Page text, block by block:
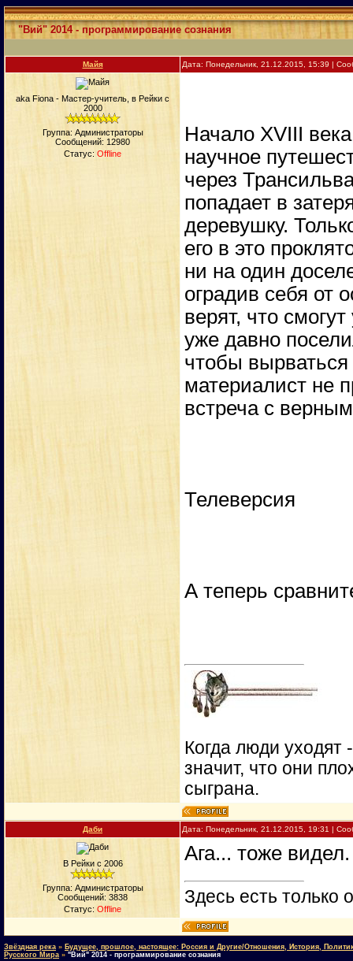
"Вий" 2014 - программирование сознания
Майя Дата: Понедельник, 21.12.2015, 15:39 |
aka Fiona - Мастер-учитель, в Рейки с
2000
Группа: Администраторы
Сообщений: 12980
Статус: Offline
Начало XVIII
научное
через
попадает в
деревушку.
его в это
ни на один
оградив себя от
верят, что
уже давно
чтобы
материалист не
встреча с
Телеверсия
А теперь
Когда люди уходят
значит, что они
сыграна.
Даби Дата: Понедельник, 21.12.2015, 19:31 |
В Рейки с 2006
Группа: Администраторы
Сообщений: 3838
Статус: Offline
Ага... тоже видел.
Здесь есть только
Звёздная река » Будущее, прошлое, настоящее: Россия и Другие/Отношения, История,
Русского Мира » "Вий" 2014 - программирование сознания